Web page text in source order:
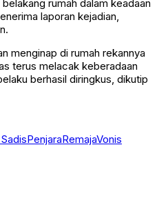
rumah dalam keadaan
laporan kejadian,
menginap di rumah rekannya
terus melacak keberadaan
berhasil diringkus, dikutip
PenjaraRemajaVonis